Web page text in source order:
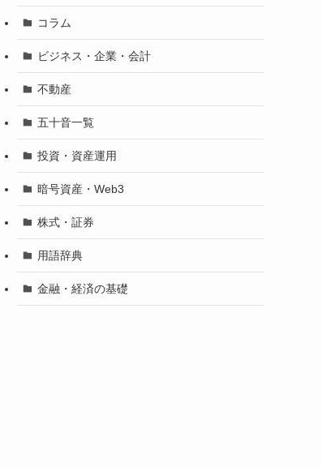
コラム
ビジネス・企業・会計
不動産
五十音一覧
投資・資産運用
暗号資産・Web3
株式・証券
用語辞典
金融・経済の基礎